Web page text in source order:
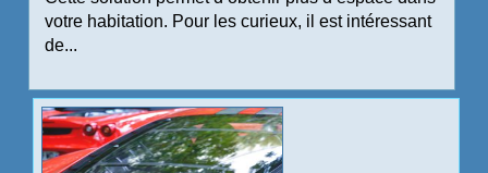
votre habitation. Pour les curieux, il est intéressant
de...